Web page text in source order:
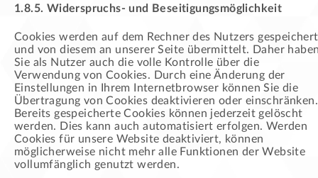
1.8.5. Widerspruchs- und Beseitigungsmöglichkeit
Cookies werden auf dem Rechner des Nutzers gespeichert
und von diesem an unserer Seite übermittelt. Daher
Sie als Nutzer auch die volle Kontrolle über die
Verwendung von Cookies. Durch eine Änderung der
Einstellungen in Ihrem Internetbrowser können Sie die
Übertragung von Cookies deaktivieren oder einschränken.
Bereits gespeicherte Cookies können jederzeit gelöscht
werden. Dies kann auch automatisiert erfolgen. Werden
Cookies für unsere Website deaktiviert, können
möglicherweise nicht mehr alle Funktionen der Website
vollumfänglich genutzt werden.